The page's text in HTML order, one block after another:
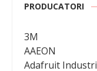
PRODUCATORI
3M
AAEON
Adafruit